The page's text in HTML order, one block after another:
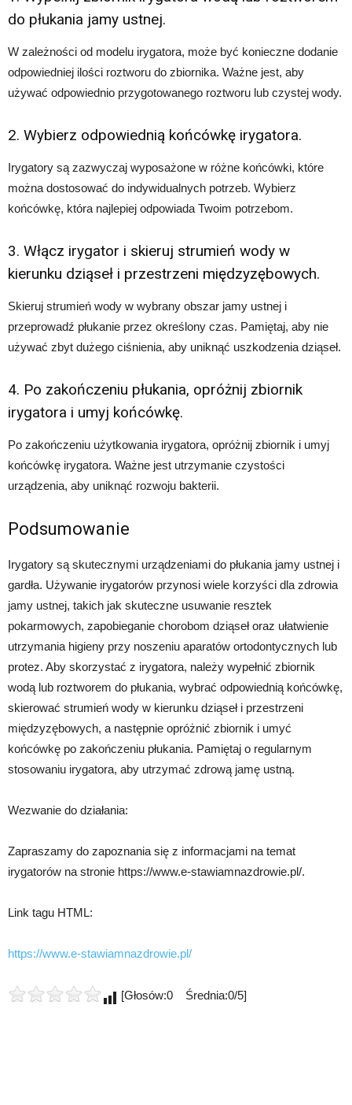
do płukania jamy ustnej.
W zależności od modelu irygatora, może być konieczne dodanie
odpowiedniej ilości roztworu do zbiornika. Ważne jest, aby
używać odpowiednio przygotowanego roztworu lub czystej wody.
2. Wybierz odpowiednią końcówkę irygatora.
Irygatory są zazwyczaj wyposażone w różne końcówki, które
można dostosować do indywidualnych potrzeb. Wybierz
końcówkę, która najlepiej odpowiada Twoim potrzebom.
3. Włącz irygator i skieruj strumień wody w
kierunku dziąseł i przestrzeni międzyzębowych.
Skieruj strumień wody w wybrany obszar jamy ustnej i
przeprowadź płukanie przez określony czas. Pamiętaj, aby nie
używać zbyt dużego ciśnienia, aby uniknąć uszkodzenia dziąseł.
4. Po zakończeniu płukania, opróżnij zbiornik
irygatora i umyj końcówkę.
Po zakończeniu użytkowania irygatora, opróżnij zbiornik i umyj
końcówkę irygatora. Ważne jest utrzymanie czystości
urządzenia, aby uniknąć rozwoju bakterii.
Podsumowanie
Irygatory są skutecznymi urządzeniami do płukania jamy ustnej i
gardła. Używanie irygatorów przynosi wiele korzyści dla zdrowia
jamy ustnej, takich jak skuteczne usuwanie resztek
pokarmowych, zapobieganie chorobom dziąseł oraz ułatwienie
utrzymania higieny przy noszeniu aparatów ortodontycznych lub
protez. Aby skorzystać z irygatora, należy wypełnić zbiornik
wodą lub roztworem do płukania, wybrać odpowiednią końcówkę,
skierować strumień wody w kierunku dziąseł i przestrzeni
międzyzębowych, a następnie opróżnić zbiornik i umyć
końcówkę po zakończeniu płukania. Pamiętaj o regularnym
stosowaniu irygatora, aby utrzymać zdrową jamę ustną.
Wezwanie do działania:
Zapraszamy do zapoznania się z informacjami na temat
irygatorów na stronie https://www.e-stawiamnazdrowie.pl/.
Link tagu HTML:
https://www.e-stawiamnazdrowie.pl/
[Głosów:0 Średnia:0/5]